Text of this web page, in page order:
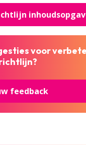
voor
feedback